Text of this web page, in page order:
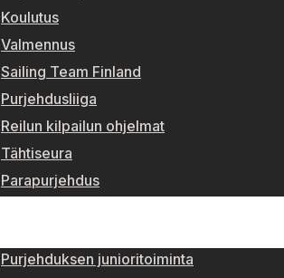
Koulutus
Valmennus
Sailing Team Finland
Purjehdusliiga
Reilun kilpailun ohjelmat
Tähtiseura
Parapurjehdus
Purjehduksen junioritoiminta